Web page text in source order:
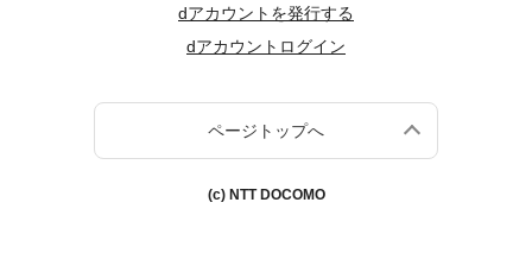
dアカウントを発行する
dアカウントログイン
ページトップへ
(c) NTT DOCOMO